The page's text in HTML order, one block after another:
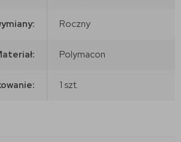
Roczny
Polymacon
1 szt.